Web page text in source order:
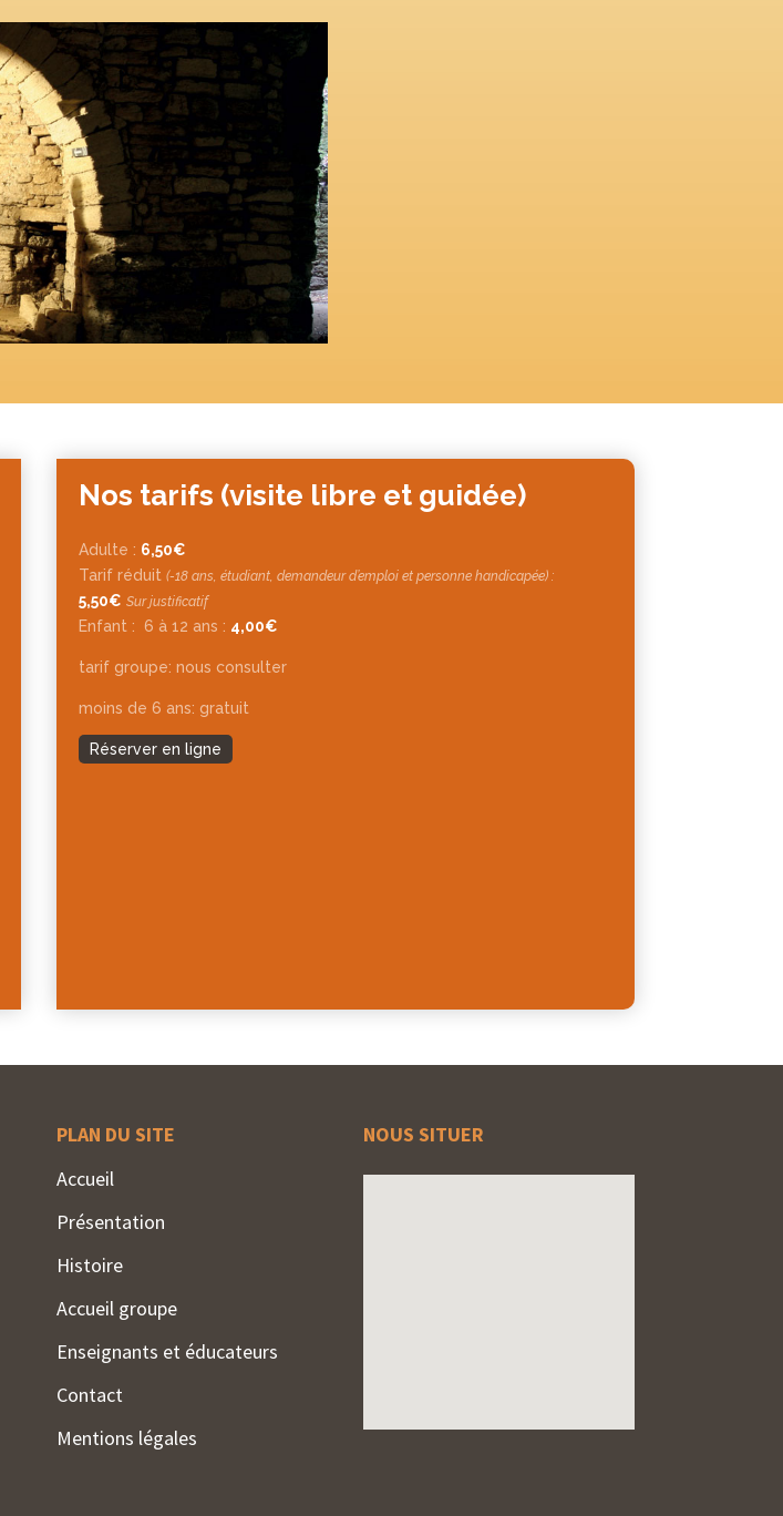
Nos tarifs (visite libre et guidée)
Adulte : 6,50€
Tarif réduit(-18 ans, étudiant, demandeur d’emploi et personne handicapée) :
5,50€ Sur justificatif
Enfant : 6 à 12 ans : 4,00€
tarif groupe: nous consulter
moins de 6 ans: gratuit
Réserver en ligne
PLAN DU SITE
Accueil
Présentation
Histoire
Accueil groupe
Enseignants et éducateurs
Contact
Mentions légales
NOUS SITUER